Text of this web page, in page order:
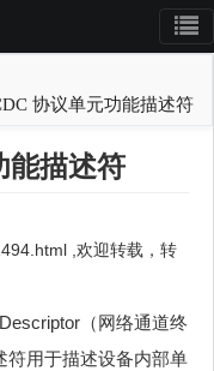
协议单元功能描述符
能描述符
,欢迎转载，转
（网络通道终
符用于描述设备内部单